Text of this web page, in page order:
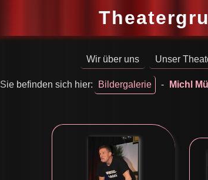
Wir über uns Unser
Sie befinden sich hier: Bildergalerie - Michl